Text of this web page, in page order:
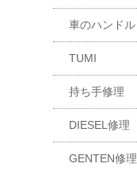
車のハンドル
TUMI
持ち手修理
DIESEL修理
GENTEN修理